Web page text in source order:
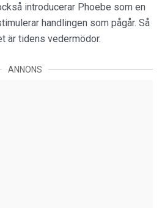
introducerar Phoebe som en
handlingen som pågår. Så
är tidens vedermödor.
ANNONS